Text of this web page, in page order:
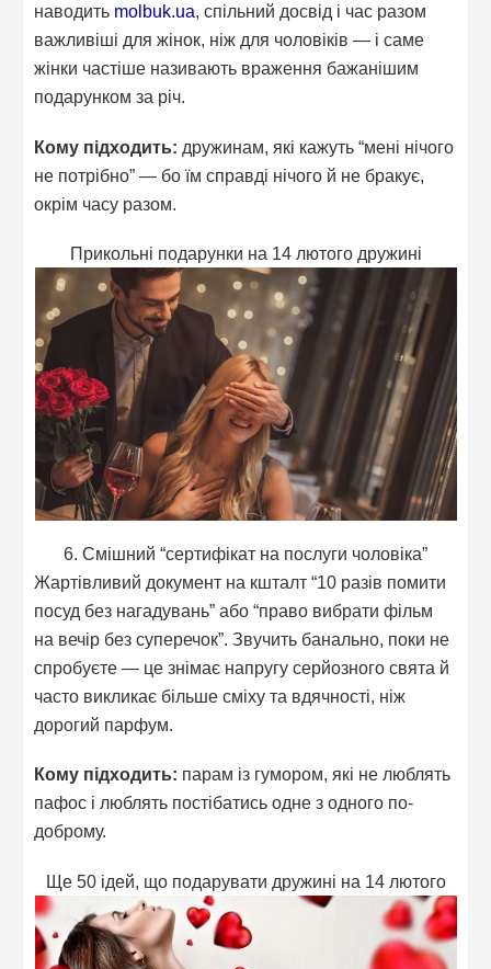
наводить molbuk.ua, спільний досвід і час разом
важливіші для жінок, ніж для чоловіків — і саме
жінки частіше називають враження бажанішим
подарунком за річ.
Кому підходить: дружинам, які кажуть “мені нічого
не потрібно” — бо їм справді нічого й не бракує,
окрім часу разом.
Прикольні подарунки на 14 лютого дружині
6. Смішний “сертифікат на послуги чоловіка”
Жартівливий документ на кшталт “10 разів помити
посуд без нагадувань” або “право вибрати фільм
на вечір без суперечок”. Звучить банально, поки не
спробуєте — це знімає напругу серйозного свята й
часто викликає більше сміху та вдячності, ніж
дорогий парфум.
Кому підходить: парам із гумором, які не люблять
пафос і люблять постібатись одне з одного по-
доброму.
Ще 50 ідей, що подарувати дружині на 14 лютого